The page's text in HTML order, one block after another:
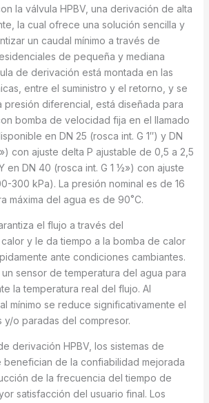
la válvula HPBV, una derivación de alta
la cual ofrece una solución sencilla y
un caudal mínimo a través de
de pequeña y mediana
de derivación está montada en las
entre el suministro y el retorno, y se
presión diferencial, está diseñada para
bomba de velocidad fija en el llamado
en DN 25 (rosca int. G 1″) y DN
con ajuste delta P ajustable de 0,5 a 2,5
en DN 40 (rosca int. G 1 ½») con ajuste
300 kPa). La presión nominal es de 16
máxima del agua es de 90˚C.
el flujo a través del
y le da tiempo a la bomba de calor
ante condiciones cambiantes.
sensor de temperatura del agua para
la temperatura real del flujo. Al
mínimo se reduce significativamente el
y/o paradas del compresor.
derivación HPBV, los sistemas de
de la confiabilidad mejorada
de la frecuencia del tiempo de
satisfacción del usuario final. Los